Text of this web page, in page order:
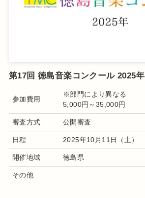
第17回 徳島音楽コンクール 2025年
参加費用
※部門により異なる
5,000円～35,000円
審査方式 公開審査
日程 2025年10月11日（土）
開催地域 徳島県
その他